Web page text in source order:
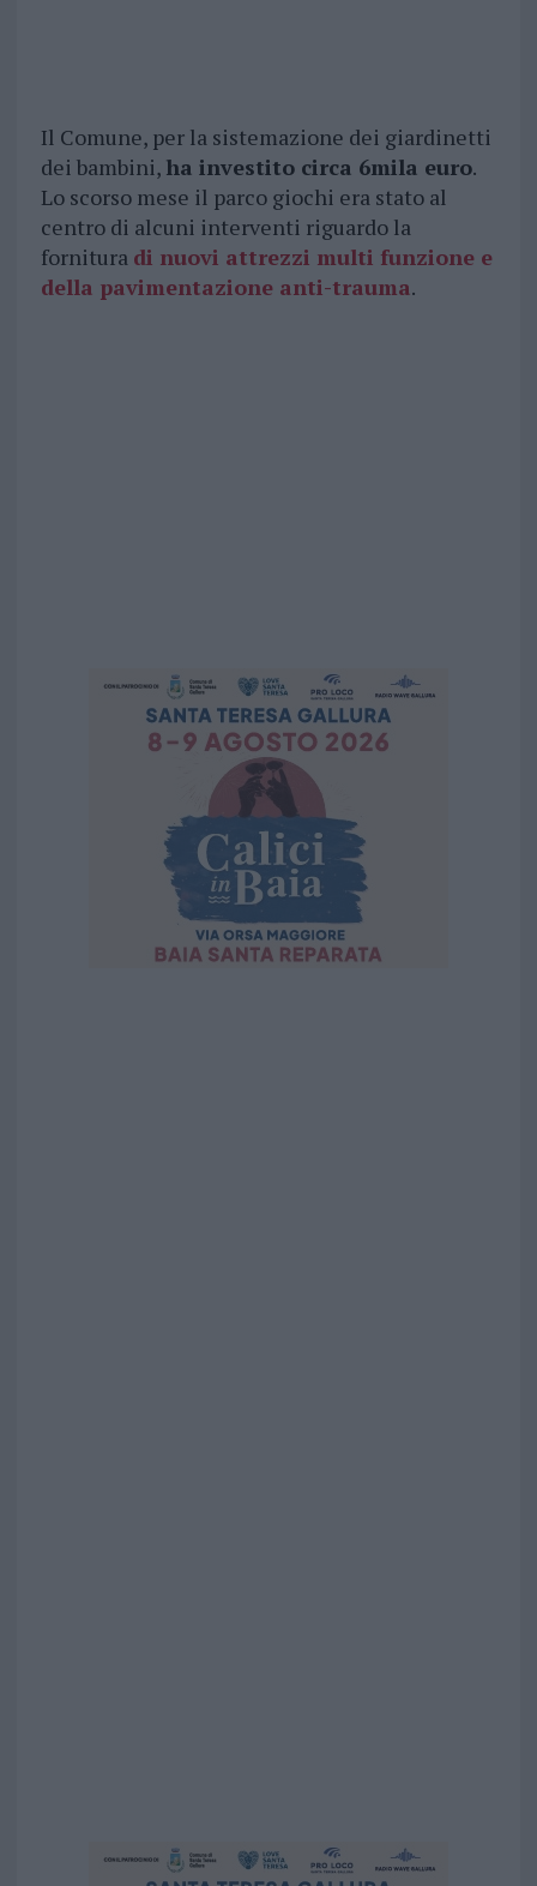
Il Comune, per la sistemazione dei giardinetti
dei bambini, ha investito circa 6mila euro.
Lo scorso mese il parco giochi era stato al
centro di alcuni interventi riguardo la
fornitura di nuovi attrezzi multi funzione e
della pavimentazione anti-trauma.